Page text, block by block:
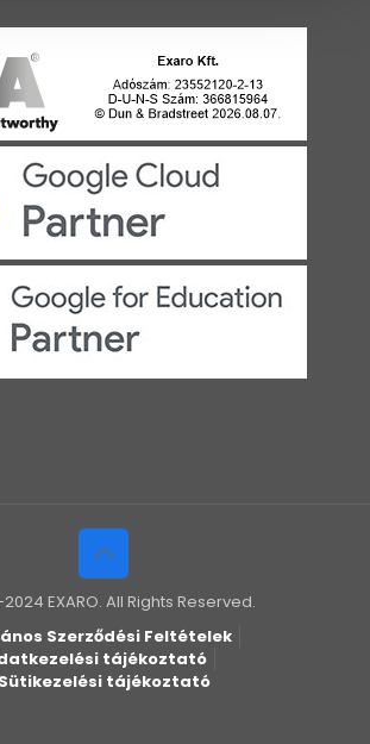
2024 EXARO. All Rights Reserved.
Szerződési Feltételek
tájékoztató
Sütikezelési tájékoztató